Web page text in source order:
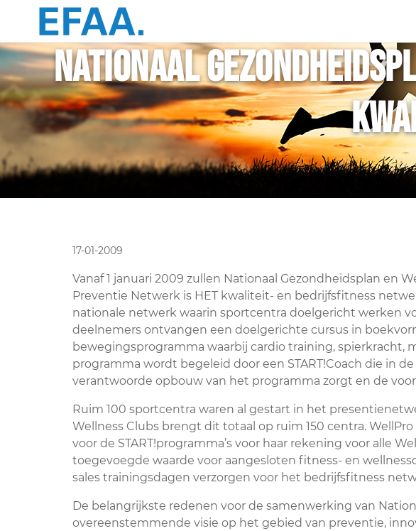
Nationaal
17-01-2009
Vanaf 1 januari 2009 zullen Nationaal Gezondheidsplan en
Preventie Netwerk is HET kwaliteit- en bedrijfsfitness
nationale netwerk waarin sportcentra doelgericht werken
deelnemers ontvangen een doelgerichte cursus in
bewegingsprogramma waarbij cardio training, spierkracht,
programma wordt begeleid door een START!Coach die in
verantwoorde opbouw van het programma zorgt en de
Ruim 100 sportcentra waren al gestart in het
Wellness Clubs brengt dit totaal op ruim 150 centra.
voor de START!programma’s voor haar rekening voor alle
toegevoegde waarde voor aangesloten fitness- en
sales trainingsdagen verzorgen voor het bedrijfsfitness
De belangrijkste redenen voor de samenwerking van
overeenstemmende visie op het gebied van preventie,